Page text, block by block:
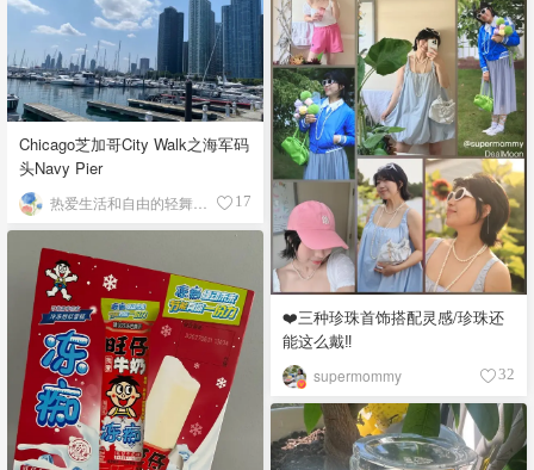
❤️三种珍珠首饰搭配灵感/珍珠还
能这么戴‼️
supermommy 32
Chicago芝加哥City Walk之海军码
头Navy Pier
17